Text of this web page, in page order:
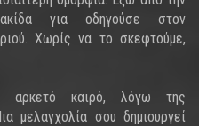
για οδηγούσε στον
Χωρίς να το σκεφτούμε,
αρκετό καιρό, λόγω της
μελαγχολία σου δημιουργεί